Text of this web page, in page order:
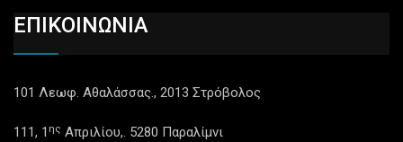
ΕΠΙΚΟΙΝΩΝΙΑ
101 Λεωφ. Αθαλάσσας., 2013 Στρόβολος
111, 1 ης Απριλίου,. 5280 Παραλίμνι